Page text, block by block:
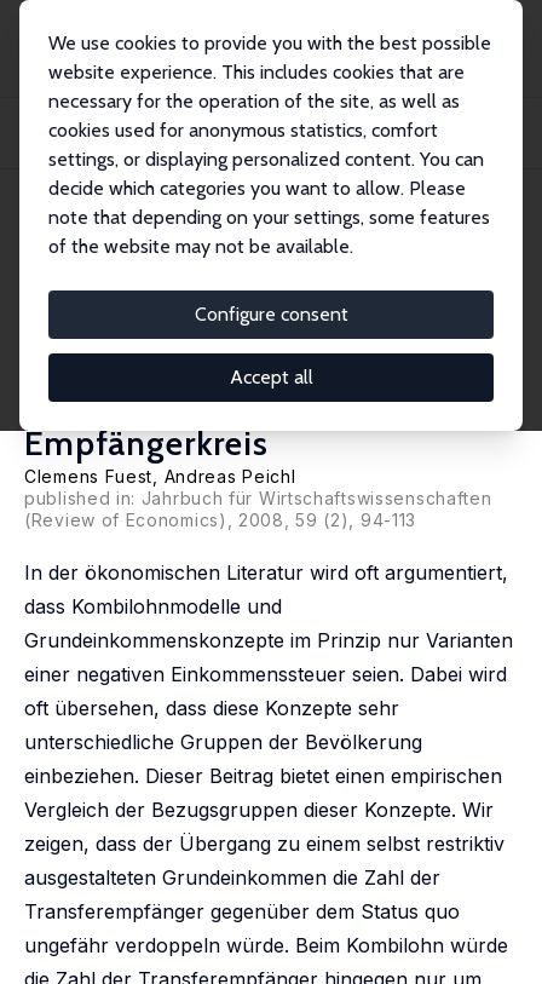
We use cookies to provide you with the best possible
website experience. This includes cookies that are
necessary for the operation of the site, as well as
cookies used for anonymous statistics, comfort
settings, or displaying personalized content. You can
decide which categories you want to allow. Please
note that depending on your settings, some features
of the website may not be available.
Configure consent
Accept all
Publikationen
IZA Standpunkte
Grundeinkommen vs. Kombilohn: Beschäftigungs- und
Finanzierungswirkungen und Unt...
IZA Standpunkt Nr. 11 May 2009
Grundeinkommen vs.
Kombilohn: Beschäftigungs-
und Finanzierungswirkungen
und Unterschiede im
Empfängerkreis
Clemens Fuest
Andreas Peichl
published in: Jahrbuch für Wirtschaftswissenschaften
(Review of Economics), 2008, 59 (2), 94-113
In der ökonomischen Literatur wird oft argumentiert,
dass Kombilohnmodelle und
Grundeinkommenskonzepte im Prinzip nur Varianten
einer negativen Einkommenssteuer seien. Dabei wird
oft übersehen, dass diese Konzepte sehr
unterschiedliche Gruppen der Bevölkerung
einbeziehen. Dieser Beitrag bietet einen empirischen
Vergleich der Bezugsgruppen dieser Konzepte. Wir
zeigen, dass der Übergang zu einem selbst restriktiv
ausgestalteten Grundeinkommen die Zahl der
Transferempfänger gegenüber dem Status quo
ungefähr verdoppeln würde. Beim Kombilohn würde
die Zahl der Transferempfänger hingegen nur um